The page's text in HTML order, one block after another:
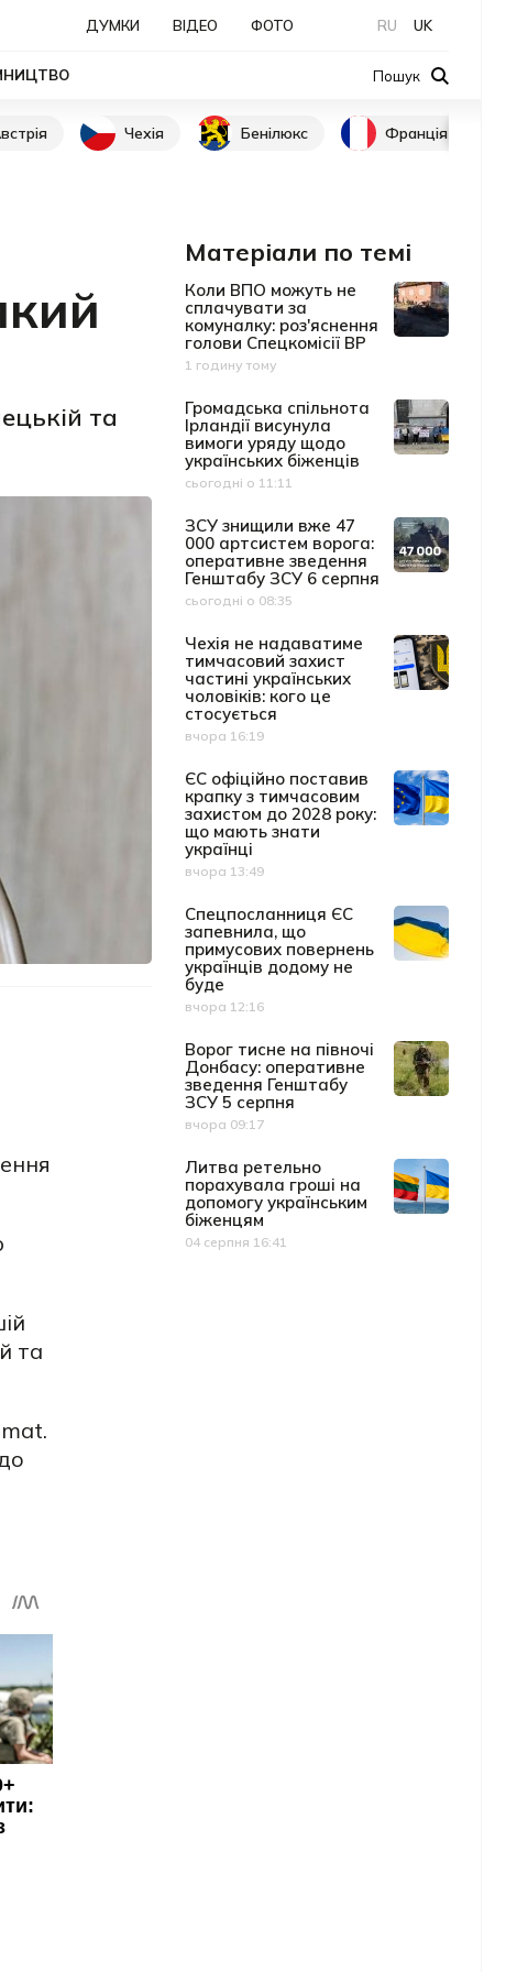
ДУМКИ ВІДЕО ФОТО RU UK
Пошук
Чехія Бенілюкс Франція
та
та
Матеріали по темі
Коли ВПО можуть не
сплачувати за
комуналку: роз'яснення
голови Спецкомісії ВР
Дата публікації
1 годину тому
Громадська спільнота
Ірландії висунула
вимоги уряду щодо
українських біженців
Дата публікації
сьогодні о 11:11
ЗСУ знищили вже 47
000 артсистем ворога:
оперативне зведення
Генштабу ЗСУ 6 серпня
Дата публікації
сьогодні о 08:35
Чехія не надаватиме
тимчасовий захист
частині українських
чоловіків: кого це
стосується
Дата публікації
вчора 16:19
ЄС офіційно поставив
крапку з тимчасовим
захистом до 2028 року:
що мають знати
українці
Дата публікації
вчора 13:49
Спецпосланниця ЄС
запевнила, що
примусових повернень
українців додому не
буде
Дата публікації
вчора 12:16
Ворог тисне на півночі
Донбасу: оперативне
зведення Генштабу
ЗСУ 5 серпня
Дата публікації
вчора 09:17
Литва ретельно
порахувала гроші на
допомогу українським
біженцям
Дата публікації
04 серпня 16:41